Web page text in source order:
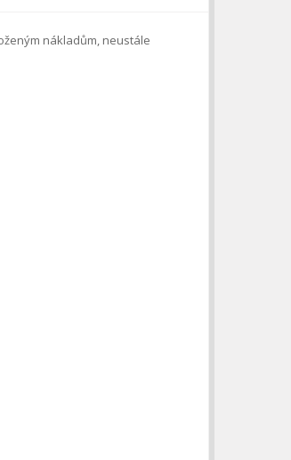
nákladům, neustále